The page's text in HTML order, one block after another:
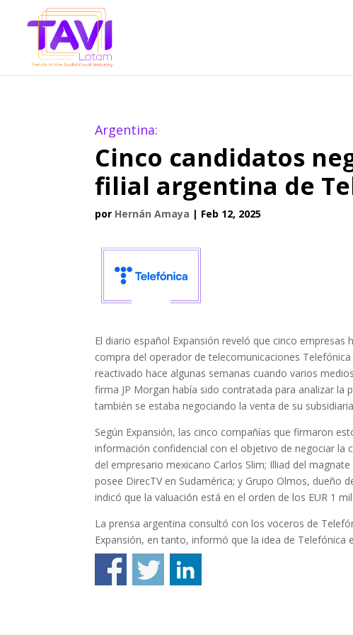
Argentina:
Cinco candidatos
filial argentina de
por Hernán Amaya | Feb 12, 2025
El diario español Expansión reveló que cinco
compra del operador de telecomunicaciones
reactivado hace algunas semanas cuando varios
firma JP Morgan había sido contratada para analizar la
también se estaba negociando la venta de su
Según Expansión, las cinco compañías que firmaron
información confidencial con el objetivo de negociar la
del empresario mexicano Carlos Slim; Illiad del
posee DirecTV en Sudamérica; y Grupo Olmos, dueño
indicó que la valuación está en el orden de los EUR 1
La prensa argentina consultó con los voceros de
Expansión, en tanto, informó que la idea de Telefónica